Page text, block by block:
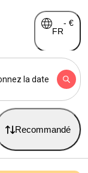
FR
- €
la date
Recommandé